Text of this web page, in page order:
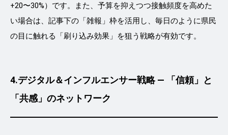
+20〜30%）です。また、予算を抑えつつ接触頻度を高めた
い場合は、記事下の「雑報」枠を活用し、毎日のように県民
の目に触れる「刷り込み効果」を狙う戦略が有効です。
4.デジタル＆インフルエンサー戦略 ― 「信頼」と
「共感」のネットワーク